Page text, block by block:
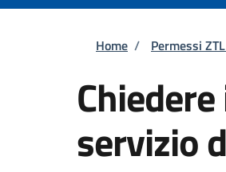
Briciole
Home / Permessi
servizio